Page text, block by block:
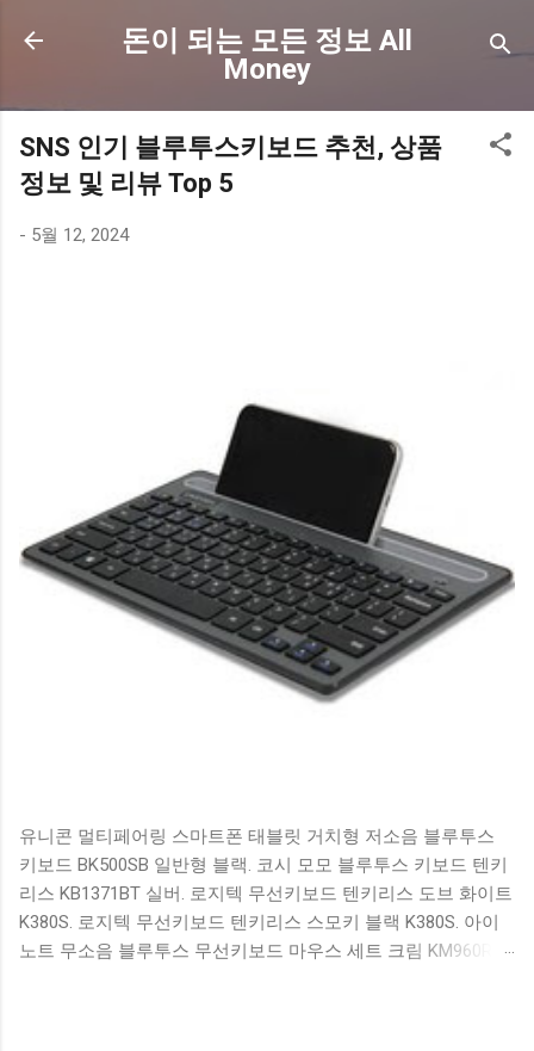
기본 콘텐츠로 건너뛰기
돈이 되는 모든 정보 All
Money
SNS 인기 블루투스키보드 추천, 상품
정보 및 리뷰 Top 5
- 5월 12, 2024
유니콘 멀티페어링 스마트폰 태블릿 거치형 저소음 블루투스
키보드 BK500SB 일반형 블랙. 코시 모모 블루투스 키보드 텐키
리스 KB1371BT 실버. 로지텍 무선키보드 텐키리스 도브 화이트
K380S. 로지텍 무선키보드 텐키리스 스모키 블랙 K380S. 아이
노트 무소음 블루투스 무선키보드 마우스 세트 크림 KM960RB